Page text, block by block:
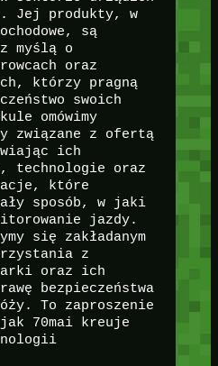
Jej produkty, w
są
myślą o
oraz
którzy pragną
swoich
omówimy
związane z ofertą
ich
technologie oraz
które
sposób, w jaki
jazdy.
się zakładanym
z
oraz ich
bezpieczeństwa
To zaproszenie
70mai kreuje